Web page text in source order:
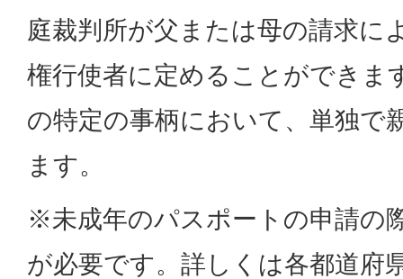
庭裁判所が父または母の請求に
権行使者に定めることができま
の特定の事柄において、単独で
ます。
※未成年のパスポートの申請の
が必要です。詳しくは各都道府